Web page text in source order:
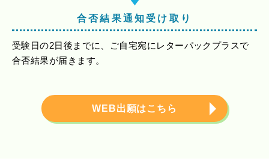
合否結果通知受け取り
受験日の2日後までに、ご自宅宛にレターパックプラスで
合否結果が届きます。
WEB出願はこちら